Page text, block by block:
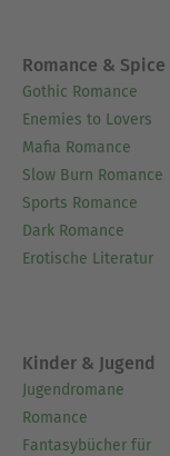
Romance & Spice
Gothic Romance
Enemies to Lovers
Mafia Romance
Slow Burn Romance
Sports Romance
Dark Romance
Erotische Literatur
Kinder & Jugend
Jugendromane
Romance
Fantasybücher für